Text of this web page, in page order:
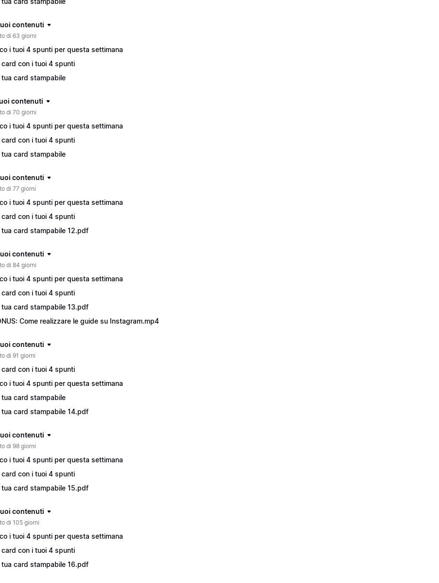
contenuti
di 63 giorni
i tuoi 4 spunti per questa settimana
card con i tuoi 4 spunti
tua card stampabile
contenuti
di 70 giorni
i tuoi 4 spunti per questa settimana
card con i tuoi 4 spunti
tua card stampabile
contenuti
di 77 giorni
i tuoi 4 spunti per questa settimana
card con i tuoi 4 spunti
tua card stampabile 12.pdf
contenuti
di 84 giorni
i tuoi 4 spunti per questa settimana
card con i tuoi 4 spunti
tua card stampabile 13.pdf
Come realizzare le guide su Instagram.mp4
contenuti
di 91 giorni
card con i tuoi 4 spunti
i tuoi 4 spunti per questa settimana
tua card stampabile
tua card stampabile 14.pdf
contenuti
di 98 giorni
i tuoi 4 spunti per questa settimana
card con i tuoi 4 spunti
tua card stampabile 15.pdf
contenuti
di 105 giorni
i tuoi 4 spunti per questa settimana
card con i tuoi 4 spunti
tua card stampabile 16.pdf